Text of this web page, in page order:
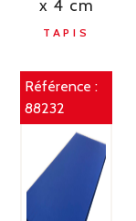
x 4 cm
TAPIS
Référence :
88232